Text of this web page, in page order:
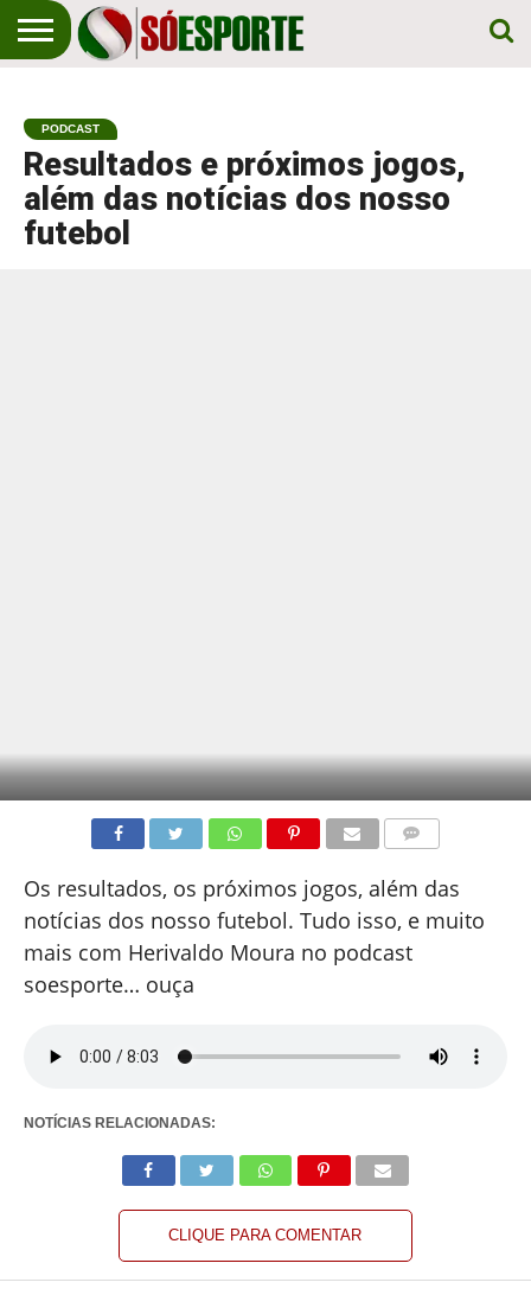
EM
PRIMEIRO
LUGAR!
ESPORTE
PODCAST
Resultados e próximos jogos,
além das notícias dos nosso
futebol
Os resultados, os próximos jogos, além das
notícias dos nosso futebol. Tudo isso, e muito
mais com Herivaldo Moura no podcast
soesporte… ouça
NOTÍCIAS RELACIONADAS:
CLIQUE PARA COMENTAR